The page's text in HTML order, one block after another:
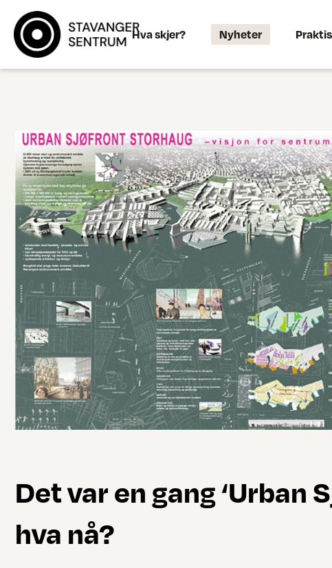
Hva skjer? Nyheter
Det var en gang ‘Urban
hva nå?